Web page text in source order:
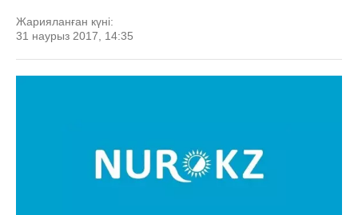
Жарияланған күні:
31 наурыз 2017, 14:35